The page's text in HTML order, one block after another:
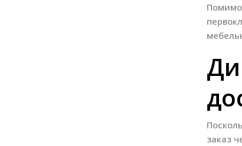
заказ